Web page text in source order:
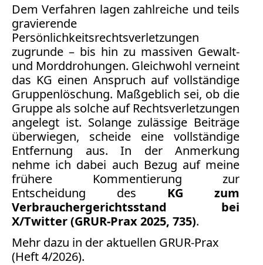
Dem Verfahren lagen zahlreiche und teils
gravierende
Persönlichkeitsrechtsverletzungen
zugrunde – bis hin zu massiven Gewalt-
und Morddrohungen. Gleichwohl verneint
das KG einen Anspruch auf vollständige
Gruppenlöschung. Maßgeblich sei, ob die
Gruppe als solche auf Rechtsverletzungen
angelegt ist. Solange zulässige Beiträge
überwiegen, scheide eine vollständige
Entfernung aus. In der Anmerkung
nehme ich dabei auch Bezug auf meine
frühere Kommentierung zur
Entscheidung des KG zum
Verbrauchergerichtsstand bei
X/Twitter (GRUR-Prax 2025, 735).
Mehr dazu in der aktuellen GRUR-Prax
(Heft 4/2026).
Medienauftritte 2008
Medienauftritte 2007
Medienauftritte 2006
Medienauftritte 2005
Medienauftritte 2004
Medienauftritte 2003
Medienauftritte 2002
Medienauftritte 2001
Medienauftritte 2000